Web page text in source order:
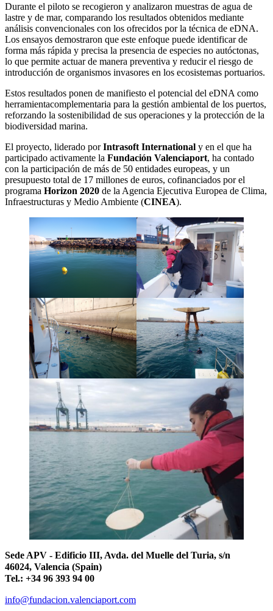
Durante el piloto se recogieron y analizaron muestras de agua de
lastre y de mar, comparando los resultados obtenidos mediante
análisis convencionales con los ofrecidos por la técnica de eDNA.
Los ensayos demostraron que este enfoque puede identificar de
forma más rápida y precisa la presencia de especies no autóctonas,
lo que permite actuar de manera preventiva y reducir el riesgo de
introducción de organismos invasores en los ecosistemas portuarios.
Estos resultados ponen de manifiesto el potencial del eDNA como
herramientacomplementaria para la gestión ambiental de los puertos,
reforzando la sostenibilidad de sus operaciones y la protección de la
biodiversidad marina.
El proyecto, liderado porIntrasoft International y en el que ha
participado activamente la Fundación Valenciaport, ha contado
con la participación de más de 50 entidades europeas, y un
presupuesto total de 17 millones de euros, cofinanciados por el
programa Horizon 2020 de la Agencia Ejecutiva Europea de Clima,
Infraestructuras y Medio Ambiente (CINEA).
Sede APV - Edificio III, Avda. del Muelle del Turia, s/n
46024, Valencia (Spain)
Tel.: +34 96 393 94 00
info@fundacion.valenciaport.com